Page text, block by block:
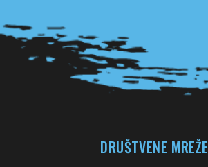
DRUŠTVENE MREŽE